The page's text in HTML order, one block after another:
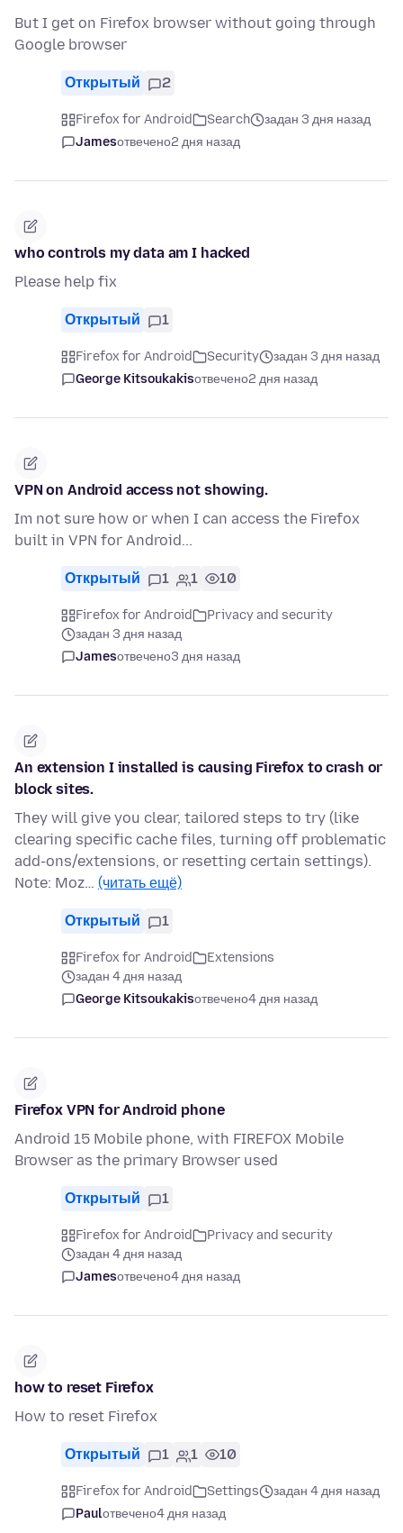
But I get on Firefox browser without going through
Google browser
Открытый 2
Firefox for Android Search
задан 3 дня назад
Jamesотвечено2 дня назад
who controls my data am I hacked
Please help fix
Открытый 1
Firefox for Android Security
задан 3 дня назад
George Kitsoukakisотвечено2 дня назад
VPN on Android access not showing.
Im not sure how or when I can access the Firefox
built in VPN for Android...
Открытый 1 1 10
Firefox for Android
Privacy and security
задан 3 дня назад
Jamesотвечено3 дня назад
An extension I installed is causing Firefox to crash or
block sites.
They will give you clear, tailored steps to try (like
clearing specific cache files, turning off problematic
add-ons/extensions, or resetting certain settings).
Note: Moz… (читать ещё)
Открытый 1
Firefox for Android
Extensions
задан 4 дня назад
George Kitsoukakisотвечено4 дня назад
Firefox VPN for Android phone
Android 15 Mobile phone, with FIREFOX Mobile
Browser as the primary Browser used
Открытый 1
Firefox for Android
Privacy and security
задан 4 дня назад
Jamesотвечено4 дня назад
how to reset Firefox
How to reset Firefox
Открытый 1 1 10
Firefox for Android Settings
задан 4 дня назад
Paulотвечено4 дня назад